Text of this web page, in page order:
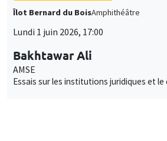
Îlot Bernard du BoisAmphithéâtre
Lundi 1 juin 2026, 17:00
Bakhtawar Ali
AMSE
Essais sur les institutions juridiques et